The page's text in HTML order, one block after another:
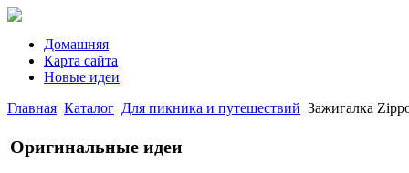
Домашняя
Карта сайта
Новые идеи
Главная Каталог Для пикника и путешествий Зажигалка
Оригинальные идеи